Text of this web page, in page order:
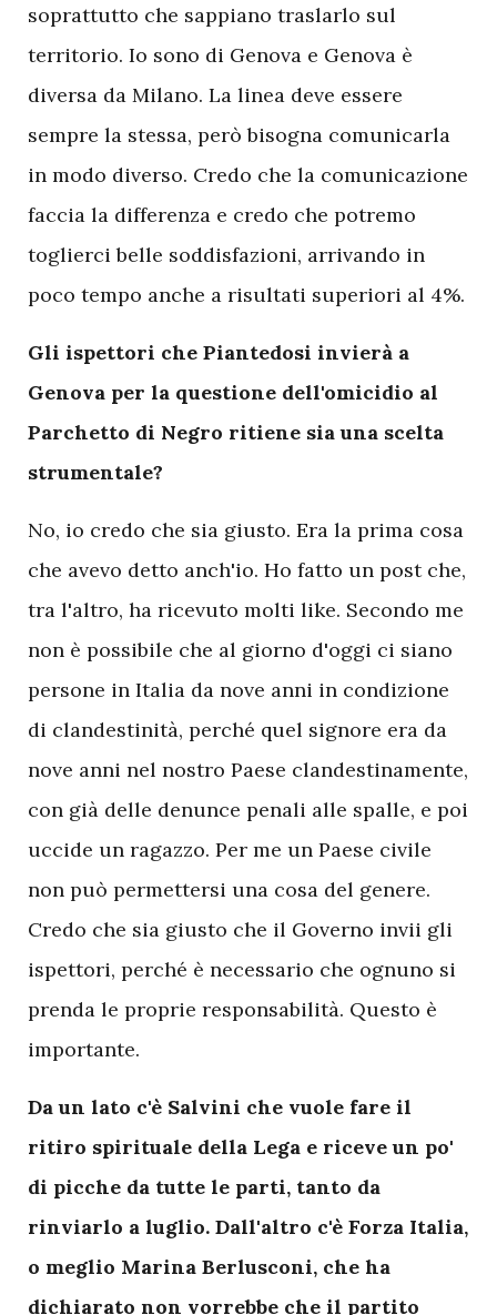
soprattutto che sappiano traslarlo sul
territorio. Io sono di Genova e Genova è
diversa da Milano. La linea deve essere
sempre la stessa, però bisogna comunicarla
in modo diverso. Credo che la comunicazione
faccia la differenza e credo che potremo
toglierci belle soddisfazioni, arrivando in
poco tempo anche a risultati superiori al 4%.
Gli ispettori che Piantedosi invierà a
Genova per la questione dell'omicidio al
Parchetto di Negro ritiene sia una scelta
strumentale?
No, io credo che sia giusto. Era la prima cosa
che avevo detto anch'io. Ho fatto un post che,
tra l'altro, ha ricevuto molti like. Secondo me
non è possibile che al giorno d'oggi ci siano
persone in Italia da nove anni in condizione
di clandestinità, perché quel signore era da
nove anni nel nostro Paese clandestinamente,
con già delle denunce penali alle spalle, e poi
uccide un ragazzo. Per me un Paese civile
non può permettersi una cosa del genere.
Credo che sia giusto che il Governo invii gli
ispettori, perché è necessario che ognuno si
prenda le proprie responsabilità. Questo è
importante.
Da un lato c'è Salvini che vuole fare il
ritiro spirituale della Lega e riceve un po'
di picche da tutte le parti, tanto da
rinviarlo a luglio. Dall'altro c'è Forza Italia,
o meglio Marina Berlusconi, che ha
dichiarato non vorrebbe che il partito